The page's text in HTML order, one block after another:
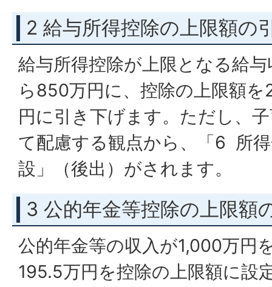
2 給与所得控除の上限額の
給与所得控除が上限となる給
ら850万円に、控除の上限額
円に引き下げます。ただし、
て配慮する観点から、「6 所
設」（後出）がされます。
3 公的年金等控除の上限額
公的年金等の収入が1,000万円
195.5万円を控除の上限額に設